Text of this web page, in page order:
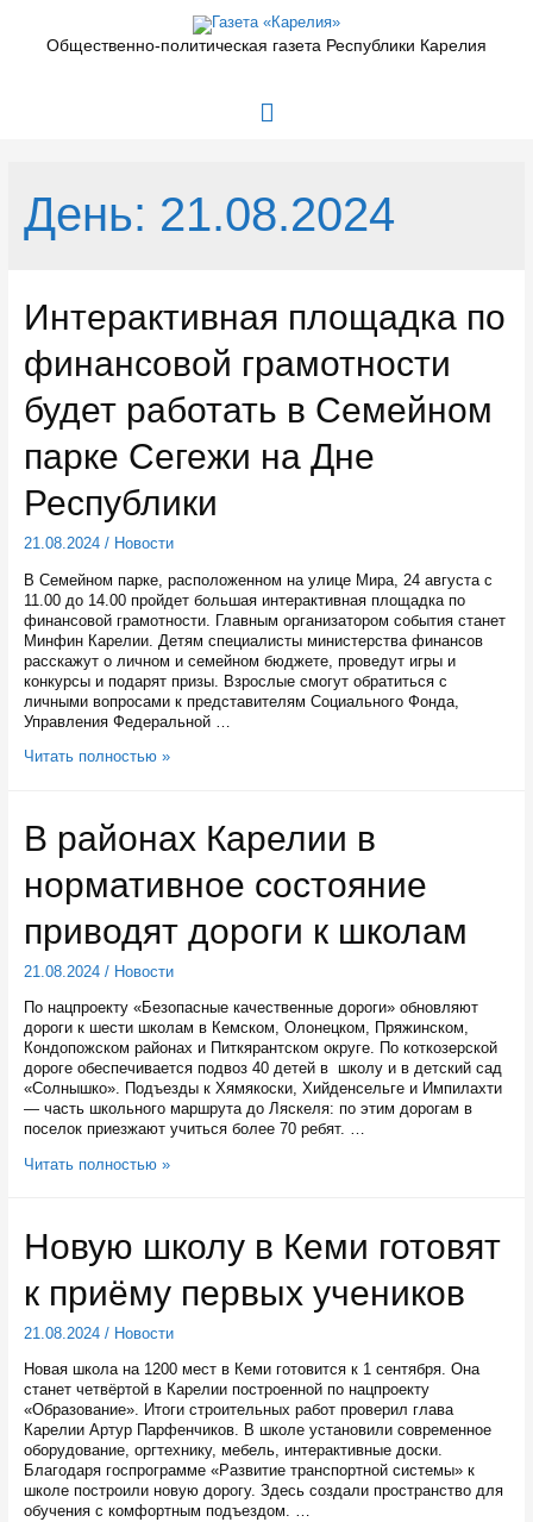
содержимомуОбщественно-политическая газета Республики Карелия
Главное
День: 21.08.2024
Интерактивная площадка по
финансовой грамотности
будет работать в Семейном
парке Сегежи на Дне
Республики
21.08.2024/ Новости
В Семейном парке, расположенном на улице Мира, 24 августа с
11.00 до 14.00 пройдет большая интерактивная площадка по
финансовой грамотности. Главным организатором события станет
Минфин Карелии. Детям специалисты министерства финансов
расскажут о личном и семейном бюджете, проведут игры и
конкурсы и подарят призы. Взрослые смогут обратиться с
личными вопросами к представителям Социального Фонда,
Управления Федеральной …
Интерактивная
грамотности
будет
работать
в
парке
на
Дне
Республики
Читать полностью »
В районах Карелии в
нормативное состояние
приводят дороги к школам
21.08.2024/ Новости
По нацпроекту «Безопасные качественные дороги» обновляют
дороги к шести школам в Кемском, Олонецком, Пряжинском,
Кондопожском районах и Питкярантском округе. По коткозерской
дороге обеспечивается подвоз 40 детей в школу и в детский сад
«Солнышко». Подъезды к Хямякоски, Хийденсельге и Импилахти
— часть школьного маршрута до Ляскеля: по этим дорогам в
поселок приезжают учиться более 70 ребят. …
В
нормативное
состояние
приводят
дороги
к
Читать полностью »
Новую школу в Кеми готовят
к приёму первых учеников
21.08.2024/ Новости
Новая школа на 1200 мест в Кеми готовится к 1 сентября. Она
станет четвёртой в Карелии построенной по нацпроекту
«Образование». Итоги строительных работ проверил глава
Карелии Артур Парфенчиков. В школе установили современное
оборудование, оргтехнику, мебель, интерактивные доски.
Благодаря госпрограмме «Развитие транспортной системы» к
школе построили новую дорогу. Здесь создали пространство для
обучения с комфортным подъездом. …